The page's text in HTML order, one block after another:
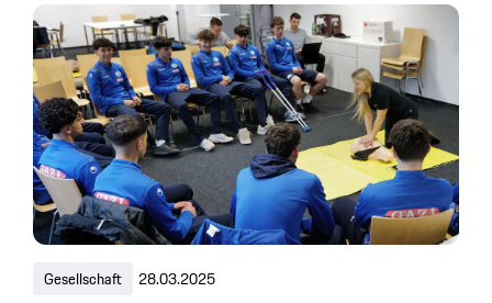
Gesellschaft 28.03.2025